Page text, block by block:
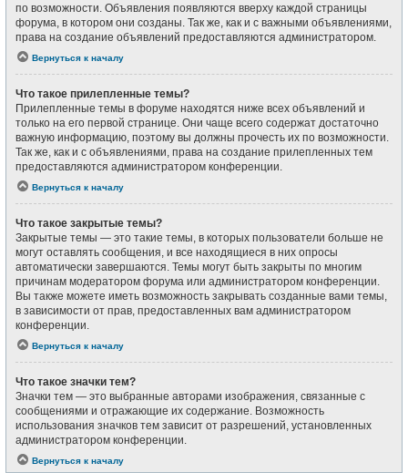
по возможности. Объявления появляются вверху каждой страницы
форума, в котором они созданы. Так же, как и с важными объявлениями,
права на создание объявлений предоставляются администратором.
Вернуться к началу
Что такое прилепленные темы?
Прилепленные темы в форуме находятся ниже всех объявлений и
только на его первой странице. Они чаще всего содержат достаточно
важную информацию, поэтому вы должны прочесть их по возможности.
Так же, как и с объявлениями, права на создание прилепленных тем
предоставляются администратором конференции.
Вернуться к началу
Что такое закрытые темы?
Закрытые темы — это такие темы, в которых пользователи больше не
могут оставлять сообщения, и все находящиеся в них опросы
автоматически завершаются. Темы могут быть закрыты по многим
причинам модератором форума или администратором конференции.
Вы также можете иметь возможность закрывать созданные вами темы,
в зависимости от прав, предоставленных вам администратором
конференции.
Вернуться к началу
Что такое значки тем?
Значки тем — это выбранные авторами изображения, связанные с
сообщениями и отражающие их содержание. Возможность
использования значков тем зависит от разрешений, установленных
администратором конференции.
Вернуться к началу